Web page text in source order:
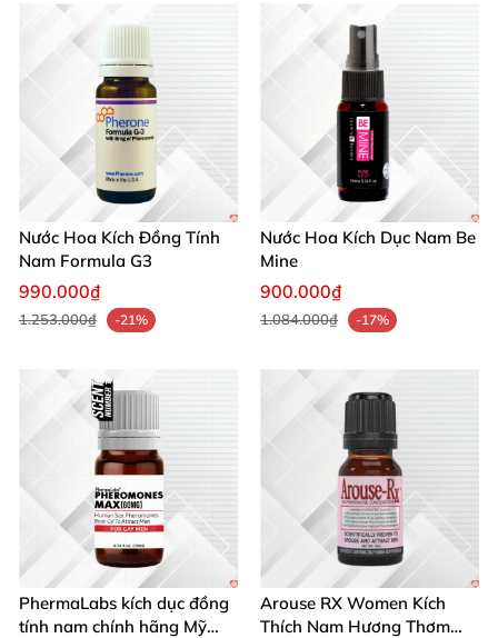
Nước Hoa Kích Đồng Tính
Nam Formula G3
990.000₫
1.253.000₫ -21%
Nước Hoa Kích Dục Nam Be
Mine
900.000₫
1.084.000₫ -17%
PhermaLabs kích dục đồng
tính nam chính hãng Mỹ
Arouse RX Women Kích
Thích Nam Hương Thơm